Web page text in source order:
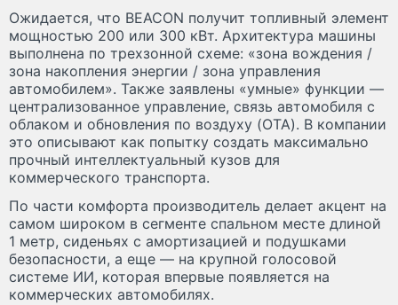
Ожидается, что BEACON получит топливный элемент
мощностью 200 или 300 кВт. Архитектура машины
выполнена по трехзонной схеме: «зона вождения /
зона накопления энергии / зона управления
автомобилем». Также заявлены «умные» функции —
централизованное управление, связь автомобиля с
облаком и обновления по воздуху (OTA). В компании
это описывают как попытку создать максимально
прочный интеллектуальный кузов для
коммерческого транспорта.
По части комфорта производитель делает акцент на
самом широком в сегменте спальном месте длиной
1 метр, сиденьях с амортизацией и подушками
безопасности, а еще — на крупной голосовой
системе ИИ, которая впервые появляется на
коммерческих автомобилях.